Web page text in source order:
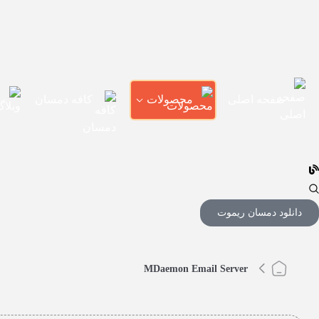
محصولات
دانلود دمسان ریموت
MDaemon Email Server